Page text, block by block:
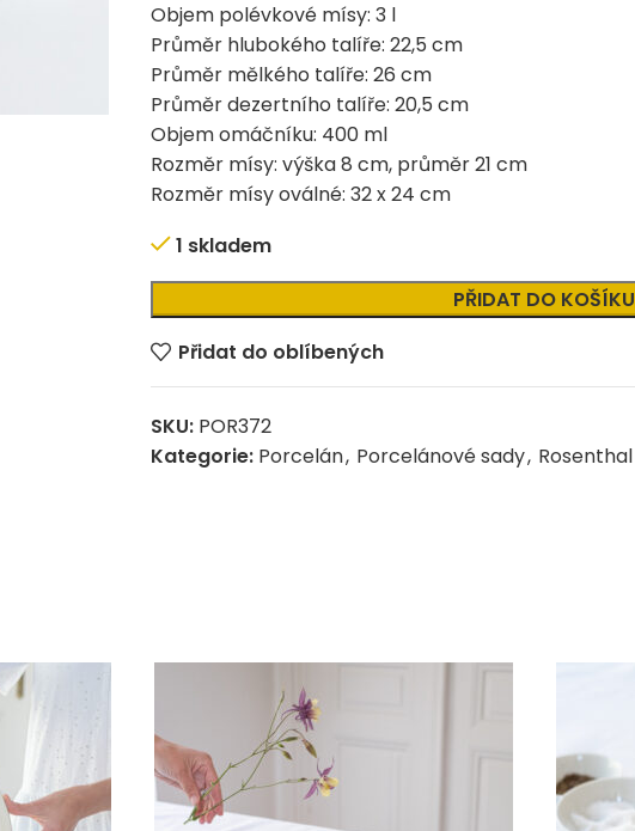
Objem polévkové mísy: 3 l
Průměr hlubokého talíře: 22,5 cm
Průměr mělkého talíře: 26 cm
Průměr dezertního talíře: 20,5 cm
Objem omáčníku: 400 ml
Rozměr mísy: výška 8 cm, průměr 21 cm
Rozměr mísy oválné: 32 x 24 cm
1 skladem
PŘIDAT DO KOŠÍKU
Přidat do oblíbených
SKU: POR372
Kategorie: Porcelán, Porcelánové sady, Rosenthal